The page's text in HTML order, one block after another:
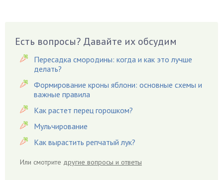
Вишня
Вредители
Гардения
Гацания
Гвоздики
Георгины
Герань
Гиацинт
Гиппеаструм
Есть вопросы? Давайте их обсудим
Пересадка смородины: когда и как это лучше
делать?
Формирование кроны яблони: основные схемы и
важные правила
Как растет перец горошком?
Мульчирование
Как вырастить репчатый лук?
Или смотрите другие вопросы и ответы